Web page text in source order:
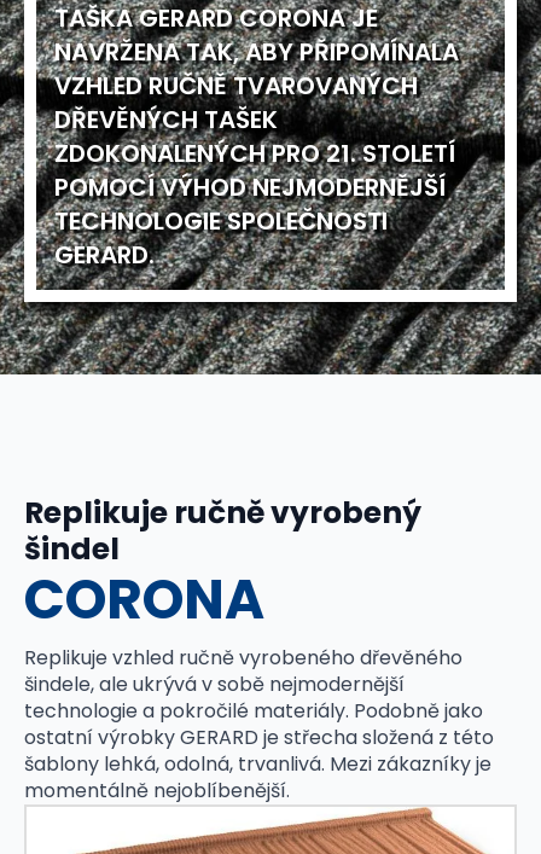
TAŠKA GERARD CORONA JE
NAVRŽENA TAK, ABY PŘIPOMÍNALA
VZHLED RUČNĚ TVAROVANÝCH
DŘEVĚNÝCH TAŠEK
ZDOKONALENÝCH PRO 21. STOLETÍ
POMOCÍ VÝHOD NEJMODERNĚJŠÍ
TECHNOLOGIE SPOLEČNOSTI
GERARD.
Replikuje ručně vyrobený
šindel
CORONA
Replikuje vzhled ručně vyrobeného dřevěného
šindele, ale ukrývá v sobě nejmodernější
technologie a pokročilé materiály. Podobně jako
ostatní výrobky GERARD je střecha složená z této
šablony lehká, odolná, trvanlivá. Mezi zákazníky je
momentálně nejoblíbenější.